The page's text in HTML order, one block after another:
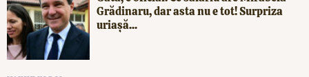
Grădinaru, dar asta nu e tot! Surpriza
uriașă...